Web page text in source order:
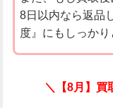
8日以内なら返品
度』にもしっか
＼【8月】買